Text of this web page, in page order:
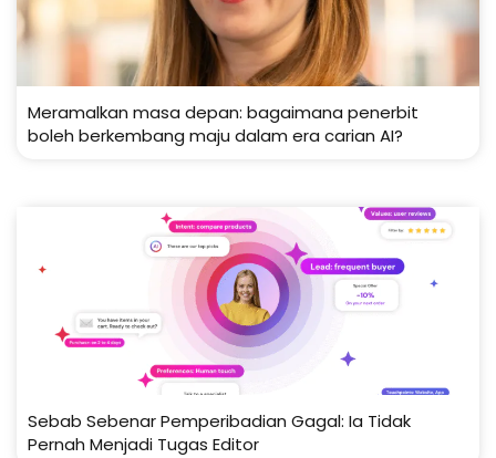
Meramalkan masa depan: bagaimana penerbit
boleh berkembang maju dalam era carian AI?
Sebab Sebenar Pemperibadian Gagal: Ia Tidak
Pernah Menjadi Tugas Editor